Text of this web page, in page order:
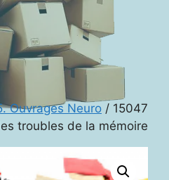
Ouvrages Neuro / 15047
troubles de la mémoire